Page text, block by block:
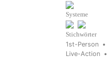
Systeme
Stichwörter
1st-Person
Live-Action